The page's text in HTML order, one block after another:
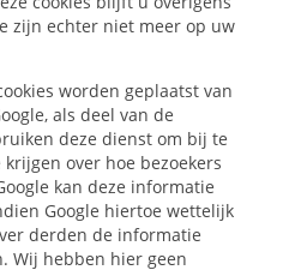
zijn echter niet meer op uw
worden geplaatst van
als deel van de
deze dienst om bij te
over hoe bezoekers
kan deze informatie
Google hiertoe wettelijk
derden de informatie
Wij hebben hier geen